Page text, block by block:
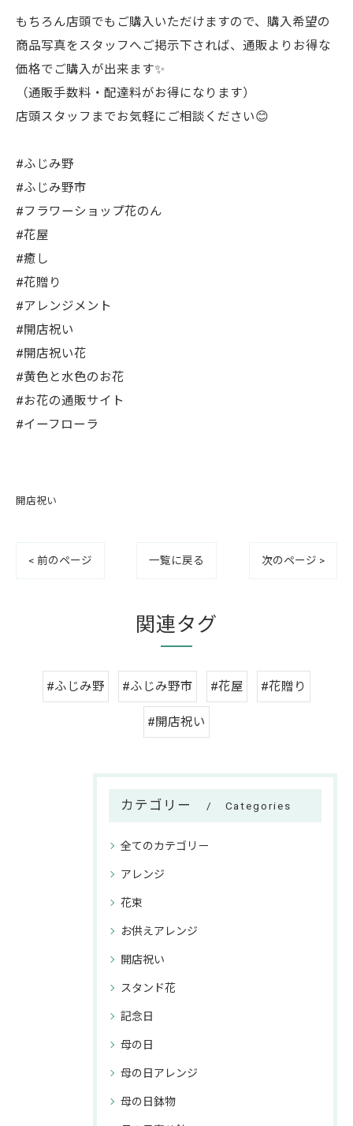
もちろん店頭でもご購入いただけますので、購入希望の
商品写真をスタッフへご掲示下されば、通販よりお得な
価格でご購入が出来ます✨
（通販手数料・配達料がお得になります）
店頭スタッフまでお気軽にご相談ください😊
#ふじみ野
#ふじみ野市
#フラワーショップ花のん
#花屋
#癒し
#花贈り
#アレンジメント
#開店祝い
#開店祝い花
#黄色と水色のお花
#お花の通販サイト
#イーフローラ
開店祝い
< 前のページ 一覧に戻る 次のページ >
関連タグ
#ふじみ野 #ふじみ野市 #花屋 #花贈り
#開店祝い
カテゴリー Categories
全てのカテゴリー
アレンジ
花束
お供えアレンジ
開店祝い
スタンド花
記念日
母の日
母の日アレンジ
母の日鉢物